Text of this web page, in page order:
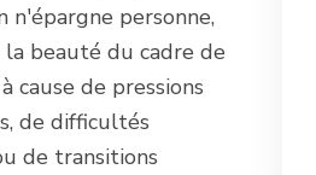
n'épargne personne,
beauté du cadre de
cause de pressions
de difficultés
de transitions